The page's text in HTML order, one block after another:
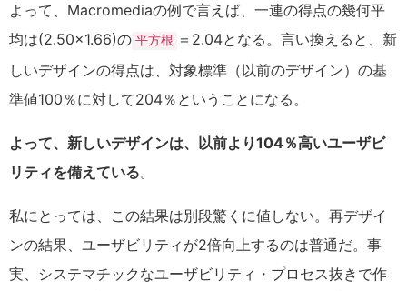
よって、Macromediaの例で言えば、一連の得点の幾何平
均は(2.50×1.66)の 平方根 ＝2.04となる。言い換えると、新
しいデザインの得点は、対象標準（以前のデザイン）の基
準値100％に対して204％ということになる。
よって、新しいデザインは、以前より104％高いユーザビ
リティを備えている。
私にとっては、この結果は別段驚くに値しない。再デザイ
ンの結果、ユーザビリティが2倍向上するのは普通だ。事
実、システマチックなユーザビリティ・プロセス抜きで作